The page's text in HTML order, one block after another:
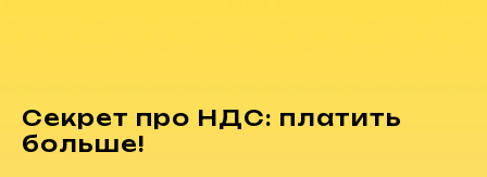
Секрет про НДС: платить
больше!